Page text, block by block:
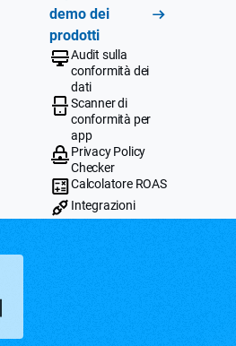
demo dei
prodotti
Audit sulla
conformità dei
dati
Scanner di
conformità per
app
Privacy Policy
Checker
Calcolatore ROAS
Integrazioni